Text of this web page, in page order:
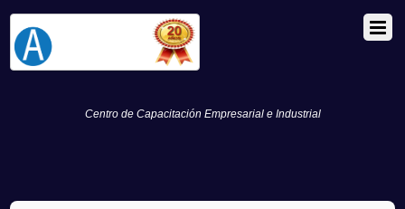
Centro de Capacitación Empresarial e Industrial